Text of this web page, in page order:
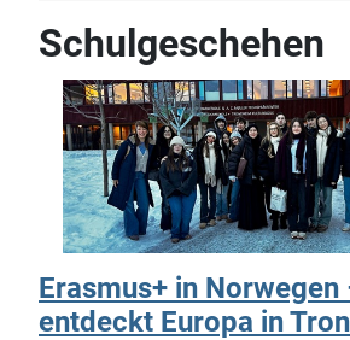
Schulgeschehen
Erasmus+ in Norwegen
entdeckt Europa in